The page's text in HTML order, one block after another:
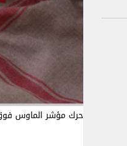
حرك مؤشر الماوس فوق